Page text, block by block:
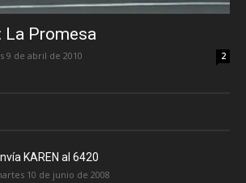
La Promesa
9 de abril de 2010 2
KAREN al 6420
10 de junio de 2008